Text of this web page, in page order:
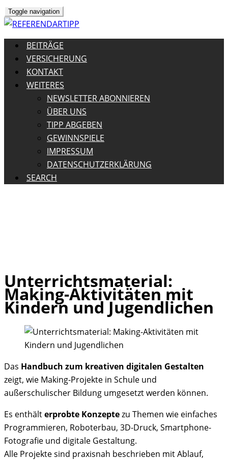
Toggle navigation
BEITRÄGE
VERSICHERUNG
KONTAKT
WEITERES
NEWSLETTER ABONNIEREN
ÜBER UNS
TIPP ABGEBEN
GEWINNSPIELE
IMPRESSUM
DATENSCHUTZERKLÄRUNG
SEARCH
Skip
to
content
Unterrichtsmaterial:
Making-Aktivitäten mit
Kindern und Jugendlichen
Das Handbuch zum kreativen digitalen Gestalten
zeigt, wie Making-Projekte in Schule und
außerschulischer Bildung umgesetzt werden können.
Es enthälterprobte Konzeptezu Themen wie einfaches
Programmieren, Roboterbau, 3D-Druck, Smartphone-
Fotografie und digitale Gestaltung.
Alle Projekte sind praxisnah beschrieben mit Ablauf,